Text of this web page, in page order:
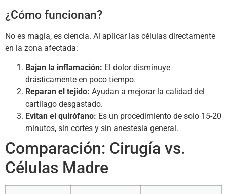
¿Cómo funcionan?
No es magia, es ciencia. Al aplicar las células directamente
en la zona afectada:
Bajan la inflamación: El dolor disminuye
drásticamente en poco tiempo.
Reparan el tejido: Ayudan a mejorar la calidad del
cartílago desgastado.
Evitan el quirófano: Es un procedimiento de solo 15-20
minutos, sin cortes y sin anestesia general.
Comparación: Cirugía vs.
Células Madre